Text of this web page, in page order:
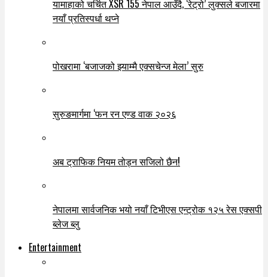
यामाहाको चर्चित XSR 155 नेपाल आउँदै, ‘रेट्रो’ लुक्सले बजारमा
नयाँ प्रतिस्पर्धा थप्ने
पोखरामा ‘बजाजको झ्याम्मै एक्सचेन्ज मेला’ सुरु
सुरुङमार्गमा ‘फन रन एण्ड वाक २०२६
अब ट्राफिक नियम तोड्न सजिलो छैन!
नेपालमा सार्वजनिक भयो नयाँ टिभीएस एन्ट्रोक १२५ रेस एक्सपी
ब्लेज ब्लु
Entertainment